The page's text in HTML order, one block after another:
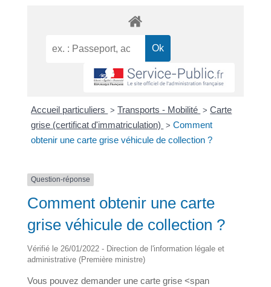
Accueil particuliers > Transports - Mobilité > Carte
grise (certificat d'immatriculation) > Comment
obtenir une carte grise véhicule de collection ?
Question-réponse
Comment obtenir une carte
grise véhicule de collection ?
Vérifié le 26/01/2022 - Direction de l'information légale et
administrative (Première ministre)
Vous pouvez demander une carte grise <span